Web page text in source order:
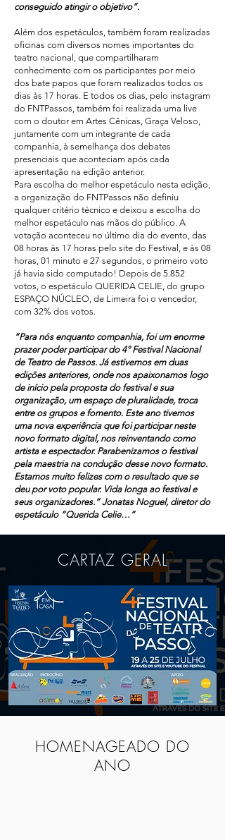
conseguido atingir o objetivo”.
Além dos espetáculos, também foram realizadas
oficinas com diversos nomes importantes do
teatro nacional, que compartilharam
conhecimento com os participantes por meio
dos bate papos que foram realizados todos os
dias às 17 horas. E todos os dias, pelo instagram
do FNTPassos, também foi realizada uma live
com o doutor em Artes Cênicas, Graça Veloso,
juntamente com um integrante de cada
companhia, à semelhança dos debates
presenciais que aconteciam após cada
apresentação na edição anterior.
Para escolha do melhor espetáculo nesta edição,
a organização do FNTPassos não definiu
qualquer critério técnico e deixou a escolha do
melhor espetáculo nas mãos do público. A
votação aconteceu no último dia do evento, das
08 horas às 17 horas pelo site do Festival, e às 08
horas, 01 minuto e 27 segundos, o primeiro voto
já havia sido computado! Depois de 5.852
votos, o espetáculo QUERIDA CELIE, do grupo
ESPAÇO NÚCLEO, de Limeira foi o vencedor,
com 32% dos votos.
“Para nós enquanto companhia, foi um enorme
prazer poder participar do 4° Festival Nacional
de Teatro de Passos. Já estivemos em duas
edições anteriores, onde nos apaixonamos logo
de início pela proposta do festival e sua
organização, um espaço de pluralidade, troca
entre os grupos e fomento. Este ano tivemos
uma nova experiência que foi participar neste
novo formato digital, nos reinventando como
artista e espectador. Parabenizamos o festival
pela maestria na condução desse novo formato.
Estamos muito felizes com o resultado que se
deu por voto popular. Vida longa ao festival e
seus organizadores.” Jonatas Noguel, diretor do
espetáculo “Querida Celie…”
CARTAZ GERAL
HOMENAGEADO DO
ANO